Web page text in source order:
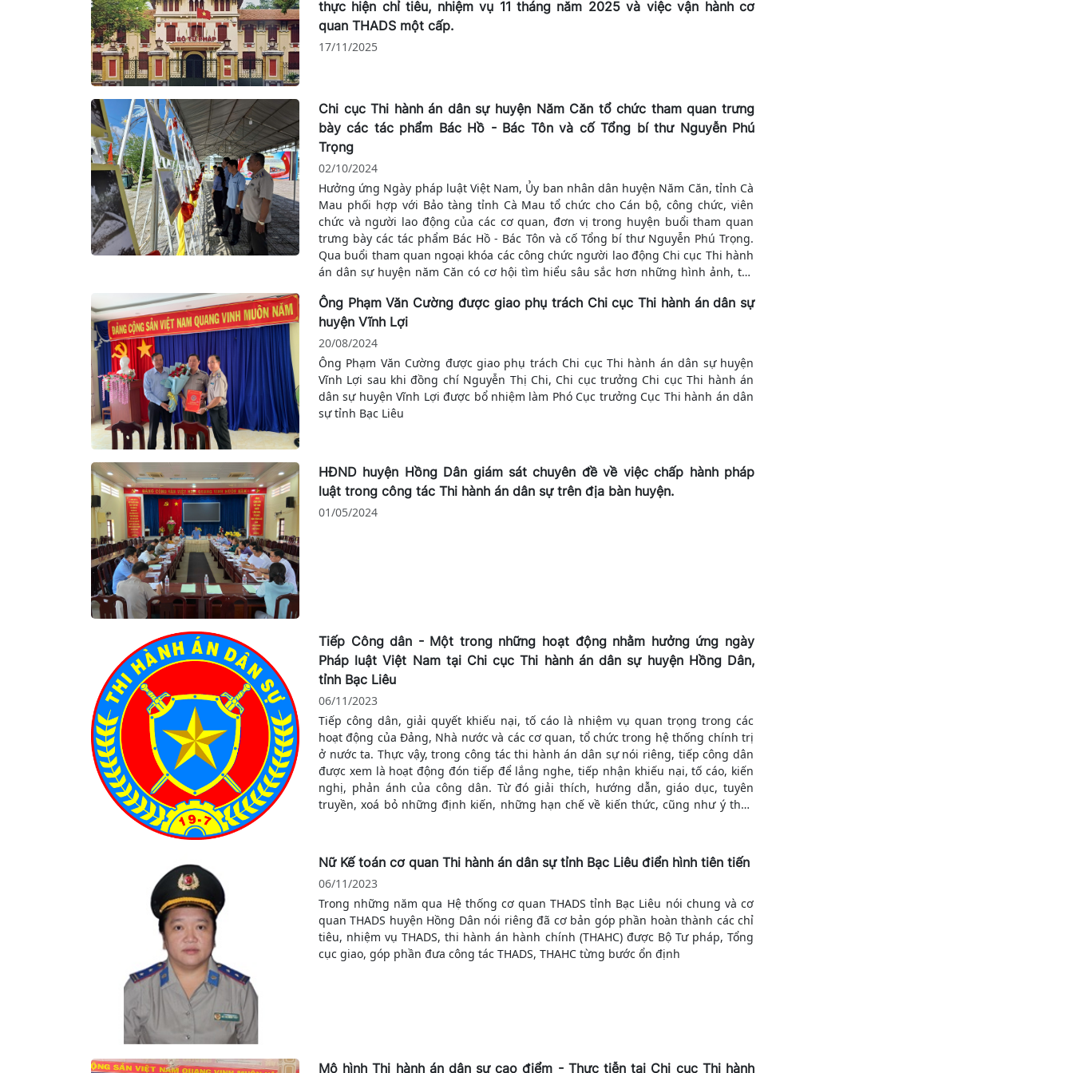
thực hiện chỉ tiêu, nhiệm vụ 11 tháng năm 2025 và việc vận hành cơ
quan THADS một cấp.
17/11/2025
Chi cục Thi hành án dân sự huyện Năm Căn tổ chức tham quan trưng
bày các tác phẩm Bác Hồ - Bác Tôn và cố Tổng bí thư Nguyễn Phú
Trọng
02/10/2024
Hưởng ứng Ngày pháp luật Việt Nam, Ủy ban nhân dân huyện Năm Căn, tỉnh Cà
Mau phối hợp với Bảo tàng tỉnh Cà Mau tổ chức cho Cán bộ, công chức, viên
chức và người lao động của các cơ quan, đơn vị trong huyện buổi tham quan
trưng bày các tác phẩm Bác Hồ - Bác Tôn và cố Tổng bí thư Nguyễn Phú Trọng.
Qua buổi tham quan ngoại khóa các công chức người lao động Chi cục Thi hành
án dân sự huyện năm Căn có cơ hội tìm hiểu sâu sắc hơn những hình ảnh, tác
tham nhũng của cố Tống Bí thư Nguyễn Phú Trọng là "Kiên quyết, kiên trì đấu
tranh phòng, chống tham nhũng, tiêu cực, góp phần xây dựng Đảng và Nhà
nước ta ngày càng trong sạch, vững mạnh". Qua buổi tham quan cán bộ, đảng
viên công chức, người lao động nhận thức sâu sắc hơn về cuộc đời, sự nghiệp
cách mạng của Bác Hồ. Bên cạnh đó hiểu thêm về bản chất, mục đích, ý nghĩa,
kết quả, bài học trong công tác phòng, chống tham nhũng, tiêu cực thời gian
qua và những chủ trương, qua...
Ông Phạm Văn Cường được giao phụ trách Chi cục Thi hành án dân sự
huyện Vĩnh Lợi
20/08/2024
Ông Phạm Văn Cường được giao phụ trách Chi cục Thi hành án dân sự huyện
Vĩnh Lợi sau khi đồng chí Nguyễn Thị Chi, Chi cục trưởng Chi cục Thi hành án
dân sự huyện Vĩnh Lợi được bổ nhiệm làm Phó Cục trưởng Cục Thi hành án dân
sự tỉnh Bạc Liêu
HĐND huyện Hồng Dân giám sát chuyên đề về việc chấp hành pháp
luật trong công tác Thi hành án dân sự trên địa bàn huyện.
01/05/2024
Tiếp Công dân - Một trong những hoạt động nhằm hưởng ứng ngày
Pháp luật Việt Nam tại Chi cục Thi hành án dân sự huyện Hồng Dân,
tỉnh Bạc Liêu
06/11/2023
Tiếp công dân, giải quyết khiếu nại, tố cáo là nhiệm vụ quan trọng trong các
hoạt động của Đảng, Nhà nước và các cơ quan, tổ chức trong hệ thống chính trị
ở nước ta. Thực vậy, trong công tác thi hành án dân sự nói riêng, tiếp công dân
được xem là hoạt động đón tiếp để lắng nghe, tiếp nhận khiếu nại, tố cáo, kiến
nghị, phản ánh của công dân. Từ đó giải thích, hướng dẫn, giáo dục, tuyên
truyền, xoá bỏ những định kiến, những hạn chế về kiến thức, cũng như ý thức
Nữ Kế toán cơ quan Thi hành án dân sự tỉnh Bạc Liêu điển hình tiên tiến
06/11/2023
Trong những năm qua Hệ thống cơ quan THADS tỉnh Bạc Liêu nói chung và cơ
quan THADS huyện Hồng Dân nói riêng đã cơ bản góp phần hoàn thành các chỉ
tiêu, nhiệm vụ THADS, thi hành án hành chính (THAHC) được Bộ Tư pháp, Tổng
cục giao, góp phần đưa công tác THADS, THAHC từng bước ổn định
Mô hình Thi hành án dân sự cao điểm - Thực tiễn tại Chi cục Thi hành